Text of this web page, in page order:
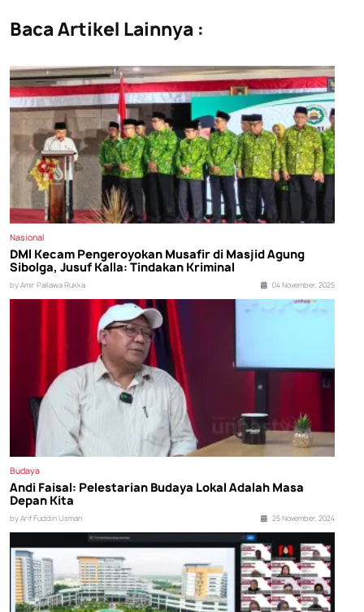
Baca Artikel Lainnya :
Nasional
DMI Kecam Pengeroyokan Musafir di Masjid Agung
Sibolga, Jusuf Kalla: Tindakan Kriminal
by Amir Pallawa Rukka 04 November, 2025
Budaya
Andi Faisal: Pelestarian Budaya Lokal Adalah Masa
Depan Kita
by Arif Fuddin Usman 25 November, 2024